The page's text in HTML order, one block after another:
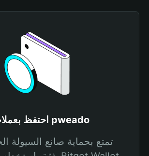
احتفظ بعملات pweado
تمتع بحماية صانع السيولة